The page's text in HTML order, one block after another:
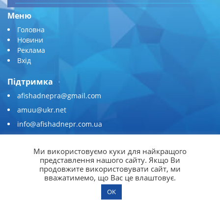
Меню
Головна
Новини
Реклама
Вхід
Підтримка
afishadnepra@gmail.com
amuu@ukr.net
info@afishadnepr.com.ua
Приєднуйтесь
Ми використовуємо куки для найкращого
представлення нашого сайту. Якщо Ви
продовжите використовувати сайт, ми
вважатимемо, що Вас це влаштовує.
OK